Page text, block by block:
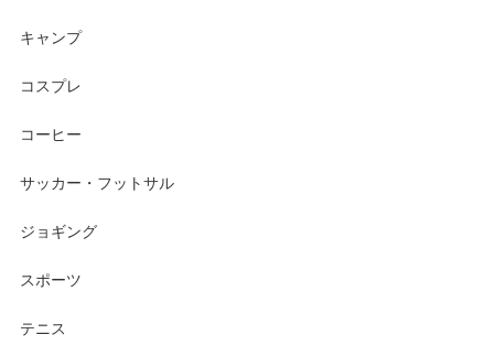
キャンプ
コスプレ
コーヒー
サッカー・フットサル
ジョギング
スポーツ
テニス